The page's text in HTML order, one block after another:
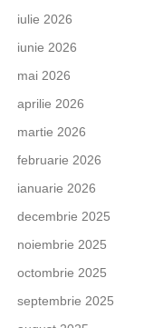
iulie 2026
iunie 2026
mai 2026
aprilie 2026
martie 2026
februarie 2026
ianuarie 2026
decembrie 2025
noiembrie 2025
octombrie 2025
septembrie 2025